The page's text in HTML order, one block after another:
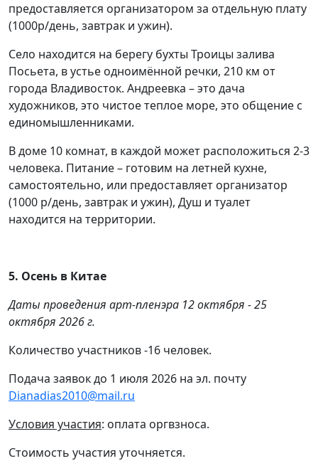
предоставляется организатором за отдельную плату
(1000р/день, завтрак и ужин).
Село находится на берегу бухты Троицы залива
Посьета, в устье одноимённой речки, 210 км от
города Владивосток. Андреевка – это дача
художников, это чистое теплое море, это общение с
единомышленниками.
В доме 10 комнат, в каждой может расположиться 2-3
человека. Питание – готовим на летней кухне,
самостоятельно, или предоставляет организатор
(1000 р/день, завтрак и ужин), Душ и туалет
находится на территории.
5. Осень в Китае
Даты проведения арт-пленэра 12 октября - 25
октября 2026 г.
Количество участников -16 человек.
Подача заявок до 1 июля 2026 на эл. почту
Dianadias2010@mail.ru
Условия участия: оплата оргвзноса.
Стоимость участия уточняется.